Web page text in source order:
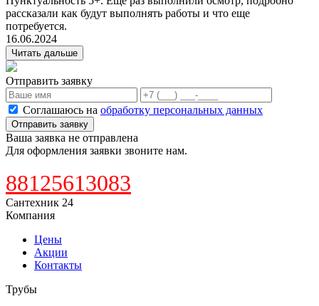
рассказали как будут выполнять работы и что еще
потребуется.
16.06.2024
Читать дальше
Отправить заявку
Соглашаюсь на обработку персональных данных
Отправить заявку
Ваша заявка не отправлена
Для оформления заявки звоните нам.
88125613083
Сантехник 24
Компания
Цены
Акции
Контакты
Трубы